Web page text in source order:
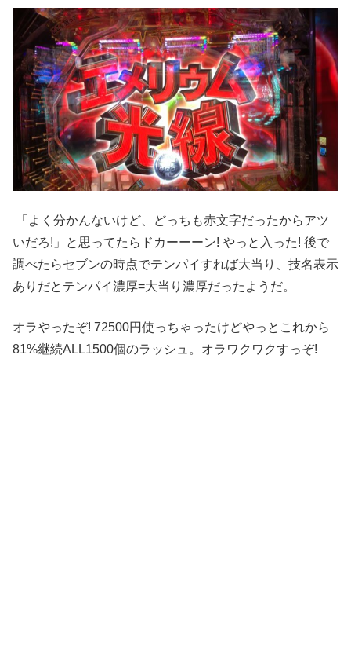
「よく分かんないけど、どっちも赤文字だったからアツ
いだろ!」と思ってたらドカーーーン! やっと入った! 後で
調べたらセブンの時点でテンパイすれば大当り、技名表示
ありだとテンパイ濃厚=大当り濃厚だったようだ。
オラやったぞ! 72500円使っちゃったけどやっとこれから
81%継続ALL1500個のラッシュ。オラワクワクすっぞ!